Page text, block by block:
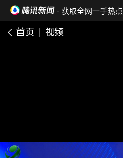
· 获取全网一手热点
首页 视频